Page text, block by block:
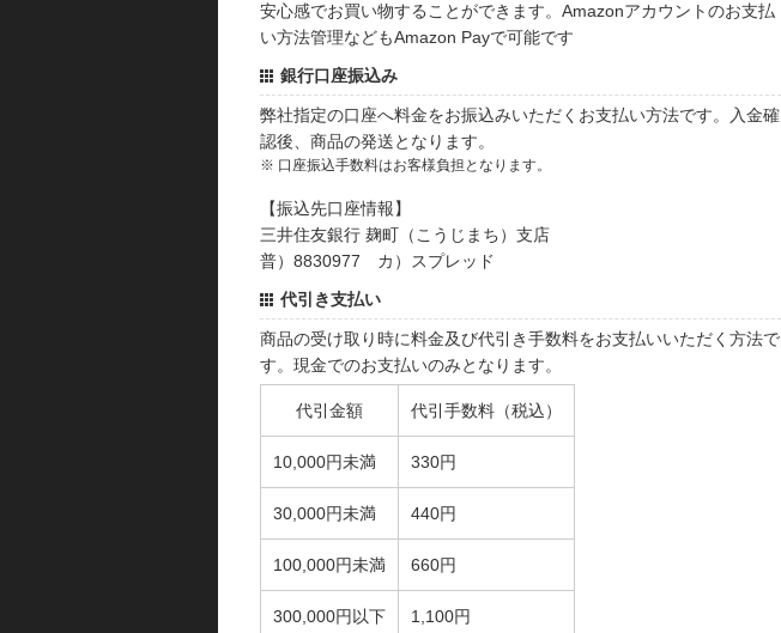
安心感でお買い物することができます。Amazonアカウントのお支払
い方法管理などもAmazon Payで可能です
銀行口座振込み
弊社指定の口座へ料金をお振込みいただくお支払い方法です。入金確
認後、商品の発送となります。
※ 口座振込手数料はお客様負担となります。
【振込先口座情報】
三井住友銀行 麹町（こうじまち）支店
普）8830977 カ）スプレッド
代引き支払い
商品の受け取り時に料金及び代引き手数料をお支払いいただく方法で
す。現金でのお支払いのみとなります。
代引金額 代引手数料（税込）
10,000円未満 330円
30,000円未満 440円
100,000円未満 660円
300,000円以下 1,100円